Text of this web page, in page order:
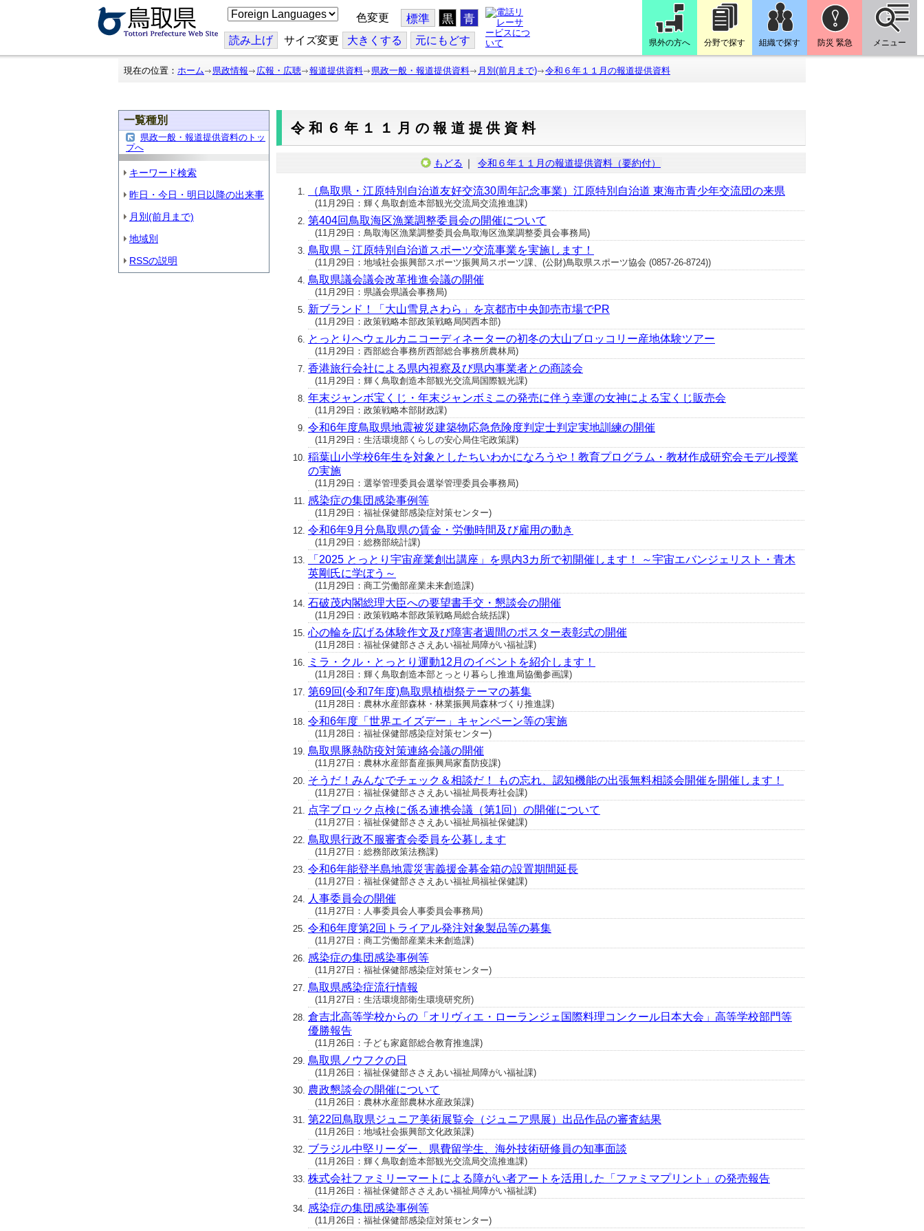
こ
の
ジ
を
翻
色変更 標準 黒 青
読み上げ サイズ変更 大きくする 元にもどす 県外の方へ 分野で探す 組織で探す 防災 緊急 メニュー
現在の位置： ホーム 県政情報 広報・広聴 報道提供資料 県政一般・報道提供資料 月別(前月まで) 令和６年１１月の報道提供資料
一覧種別
県政一般・報道提供資料のトッ
プへ
キーワード検索
昨日・今日・明日以降の出来事
月別(前月まで)
地域別
RSSの説明
令和６年１１月の報道提供資料
もどる ｜ 令和６年１１月の報道提供資料（要約付）
（鳥取県・江原特別自治道友好交流30周年記念事業）江原特別自治道 東海市青少年交流団の来県
(11月29日：輝く鳥取創造本部観光交流局交流推進課)
第404回鳥取海区漁業調整委員会の開催について
(11月29日：鳥取海区漁業調整委員会鳥取海区漁業調整委員会事務局)
鳥取県－江原特別自治道スポーツ交流事業を実施します！
(11月29日：地域社会振興部スポーツ振興局スポーツ課、(公財)鳥取県スポーツ協会 (0857-26-8724))
鳥取県議会議会改革推進会議の開催
(11月29日：県議会県議会事務局)
新ブランド！「大山雪見さわら」を京都市中央卸売市場でPR
(11月29日：政策戦略本部政策戦略局関西本部)
とっとりへウェルカニコーディネーターの初冬の大山ブロッコリー産地体験ツアー
(11月29日：西部総合事務所西部総合事務所農林局)
香港旅行会社による県内視察及び県内事業者との商談会
(11月29日：輝く鳥取創造本部観光交流局国際観光課)
年末ジャンボ宝くじ・年末ジャンボミニの発売に伴う幸運の女神による宝くじ販売会
(11月29日：政策戦略本部財政課)
令和6年度鳥取県地震被災建築物応急危険度判定士判定実地訓練の開催
(11月29日：生活環境部くらしの安心局住宅政策課)
稲葉山小学校6年生を対象としたちいわかになろうや！教育プログラム・教材作成研究会モデル授業
の実施
(11月29日：選挙管理委員会選挙管理委員会事務局)
感染症の集団感染事例等
(11月29日：福祉保健部感染症対策センター)
令和6年9月分鳥取県の賃金・労働時間及び雇用の動き
(11月29日：総務部統計課)
「2025 とっとり宇宙産業創出講座」を県内3カ所で初開催します！ ～宇宙エバンジェリスト・青木
英剛氏に学ぼう～
(11月29日：商工労働部産業未来創造課)
石破茂内閣総理大臣への要望書手交・懇談会の開催
(11月29日：政策戦略本部政策戦略局総合統括課)
心の輪を広げる体験作文及び障害者週間のポスター表彰式の開催
(11月28日：福祉保健部ささえあい福祉局障がい福祉課)
ミラ・クル・とっとり運動12月のイベントを紹介します！
(11月28日：輝く鳥取創造本部とっとり暮らし推進局協働参画課)
第69回(令和7年度)鳥取県植樹祭テーマの募集
(11月28日：農林水産部森林・林業振興局森林づくり推進課)
令和6年度「世界エイズデー」キャンペーン等の実施
(11月28日：福祉保健部感染症対策センター)
鳥取県豚熱防疫対策連絡会議の開催
(11月27日：農林水産部畜産振興局家畜防疫課)
そうだ！みんなでチェック＆相談だ！ もの忘れ、認知機能の出張無料相談会開催を開催します！
(11月27日：福祉保健部ささえあい福祉局長寿社会課)
点字ブロック点検に係る連携会議（第1回）の開催について
(11月27日：福祉保健部ささえあい福祉局福祉保健課)
鳥取県行政不服審査会委員を公募します
(11月27日：総務部政策法務課)
令和6年能登半島地震災害義援金募金箱の設置期間延長
(11月27日：福祉保健部ささえあい福祉局福祉保健課)
人事委員会の開催
(11月27日：人事委員会人事委員会事務局)
令和6年度第2回トライアル発注対象製品等の募集
(11月27日：商工労働部産業未来創造課)
感染症の集団感染事例等
(11月27日：福祉保健部感染症対策センター)
鳥取県感染症流行情報
(11月27日：生活環境部衛生環境研究所)
倉吉北高等学校からの「オリヴィエ・ローランジェ国際料理コンクール日本大会」高等学校部門等
優勝報告
(11月26日：子ども家庭部総合教育推進課)
鳥取県ノウフクの日
(11月26日：福祉保健部ささえあい福祉局障がい福祉課)
農政懇談会の開催について
(11月26日：農林水産部農林水産政策課)
第22回鳥取県ジュニア美術展覧会（ジュニア県展）出品作品の審査結果
(11月26日：地域社会振興部文化政策課)
ブラジル中堅リーダー、県費留学生、海外技術研修員の知事面談
(11月26日：輝く鳥取創造本部観光交流局交流推進課)
株式会社ファミリーマートによる障がい者アートを活用した「ファミマプリント」の発売報告
(11月26日：福祉保健部ささえあい福祉局障がい福祉課)
感染症の集団感染事例等
(11月26日：福祉保健部感染症対策センター)